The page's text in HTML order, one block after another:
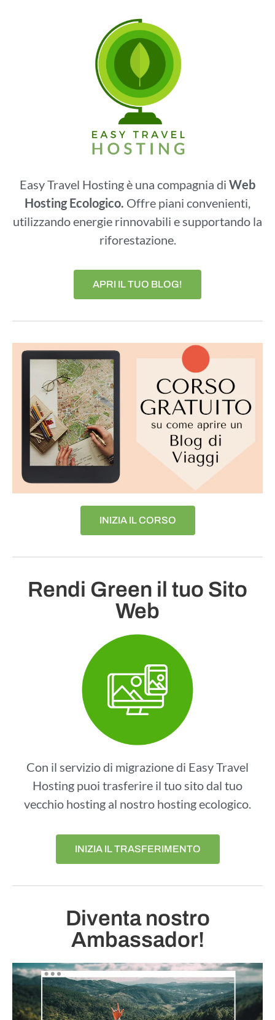
Easy Travel Hosting è una compagnia di Web
Hosting Ecologico. Offre piani convenienti,
utilizzando energie rinnovabili e supportando la
riforestazione.
APRI IL TUO BLOG!
INIZIA IL CORSO
Rendi Green il tuo Sito
Web
Con il servizio di migrazione di Easy Travel
Hosting puoi trasferire il tuo sito dal tuo
vecchio hosting al nostro hosting ecologico.
INIZIA IL TRASFERIMENTO
Diventa nostro
Ambassador!